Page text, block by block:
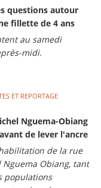
questions autour
fillette de 4 ans
au samedi
midi.
ET REPORTAGE
Nguema-Obiang
de lever l'ancre
de la rue
Nguema Obiang, tant
populations